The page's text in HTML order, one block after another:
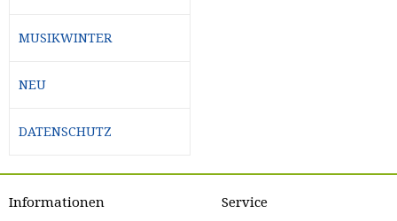
MUSIKWINTER
NEU
DATENSCHUTZ
Informationen Service